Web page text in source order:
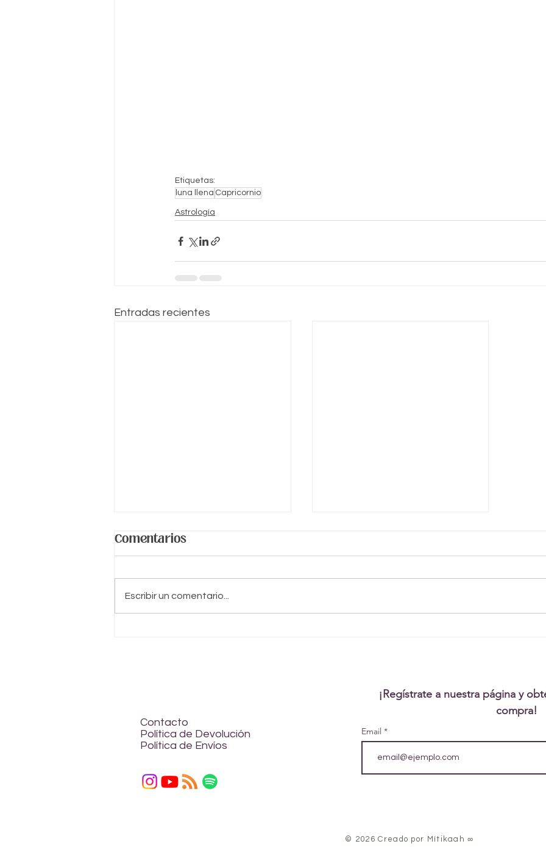
Etiquetas:
luna llena Capricornio
Astrología
Entradas recientes
Comentarios
Escribir un comentario...
Contacto
Política de Devolución
Política de Envíos
¡Regístrate a nuestra página y
compra!
Email
© 2026 Creado por Mítikaah ∞